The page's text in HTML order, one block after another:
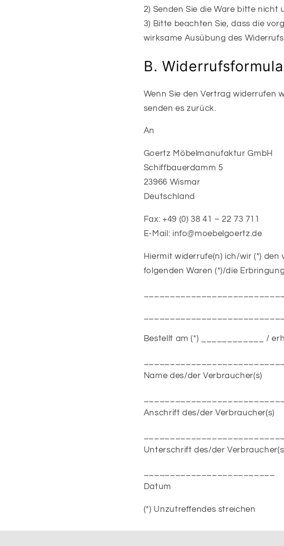
2) Senden Sie die Ware bitte nicht
3) Bitte beachten Sie, dass die
wirksame Ausübung des
B.
Wenn Sie den Vertrag widerrufen
senden es zurück.
An
Goertz Möbelmanufaktur GmbH
Schiffbauerdamm 5
23966 Wismar
Deutschland
Fax: +49 (0) 38 41 – 22 73 711
E-Mail: info@moebelgoertz.de
Hiermit widerrufe(n) ich/wir (*)
folgenden Waren (*)/die
Bestellt am (*) ____________ /
Name des/der Verbraucher(s)
Anschrift des/der Verbraucher(s)
Unterschrift des/der
Datum
(*) Unzutreffendes streichen